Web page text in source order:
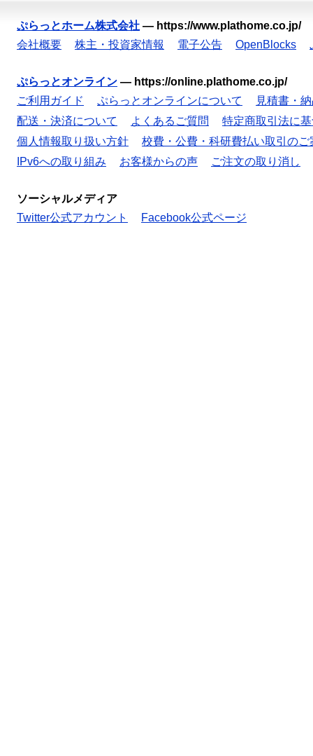
ぷらっとホーム株式会社 — https://www.plathome.co.jp/
会社概要
株主・投資家情報 電子公告 OpenBlocks
ぷらっとオンライン — https://online.plathome.co.jp/
ご利用ガイド
ぷらっとオンラインについて
見積書・
配送・決済について
よくあるご質問
特定商取引法に
個人情報取り扱い方針
校費・公費・科研費払い取引のご
IPv6への取り組み
お客様からの声 ご注文の取り消し
ソーシャルメディア
Twitter公式アカウント
Facebook公式ページ